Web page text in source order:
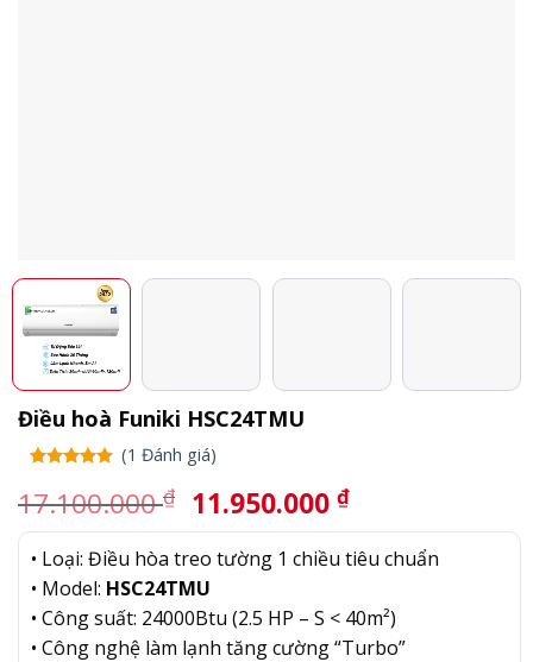
Điều hoà Funiki HSC24TMU
5 dựa trên
(1 Đánh giá)
17.100.000₫ Giá
gốc
là:
17.100.000 ₫.
11.950.000 ₫Giá
hiện
tại
11.950.000 ₫.
• Loại: Điều hòa treo tường 1 chiều tiêu chuẩn
• Model: HSC24TMU
• Công suất: 24000Btu (2.5 HP – S < 40m²)
• Công nghệ làm lạnh tăng cường “Turbo”